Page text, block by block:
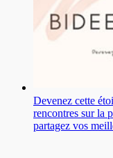
Devenez cette
rencontres sur la
partagez vos